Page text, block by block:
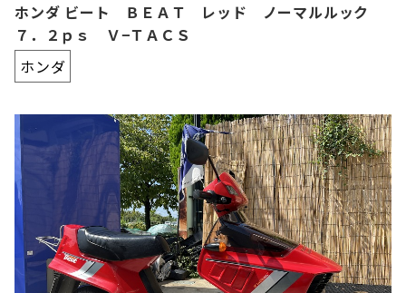
ホンダ ビート ＢＥＡＴ レッド ノーマルルック
７．２ｐｓ Ｖ−ＴＡＣＳ
ホンダ